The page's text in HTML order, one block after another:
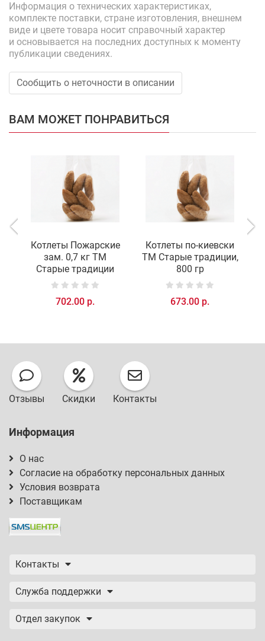
Информация о технических характеристиках,
комплекте поставки, стране изготовления, внешнем
виде и цвете товара носит справочный характер
и основывается на последних доступных к моменту
публикации сведениях.
Сообщить о неточности в описании
ВАМ МОЖЕТ ПОНРАВИТЬСЯ
Котлеты Пожарские
зам. 0,7 кг ТМ
Старые традиции
702.00 р.
Котлеты по-киевски
ТМ Старые традиции,
800 гр
673.00 р.
Отзывы Скидки Контакты
Информация
О нас
Согласие на обработку персональных данных
Условия возврата
Поставщикам
Контакты
Служба поддержки
Отдел закупок